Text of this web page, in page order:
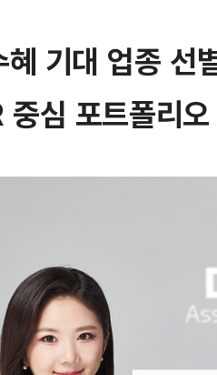
기대 업종 선
중심 포트폴리